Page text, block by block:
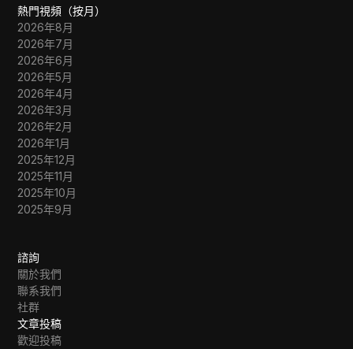
熱門視頻（按月）
2026年8月
2026年7月
2026年6月
2026年5月
2026年4月
2026年3月
2026年2月
2026年1月
2025年12月
2025年11月
2025年10月
2025年9月
諮詢
關於我們
聯系我們
社群
文章投稿
歡迎投稿